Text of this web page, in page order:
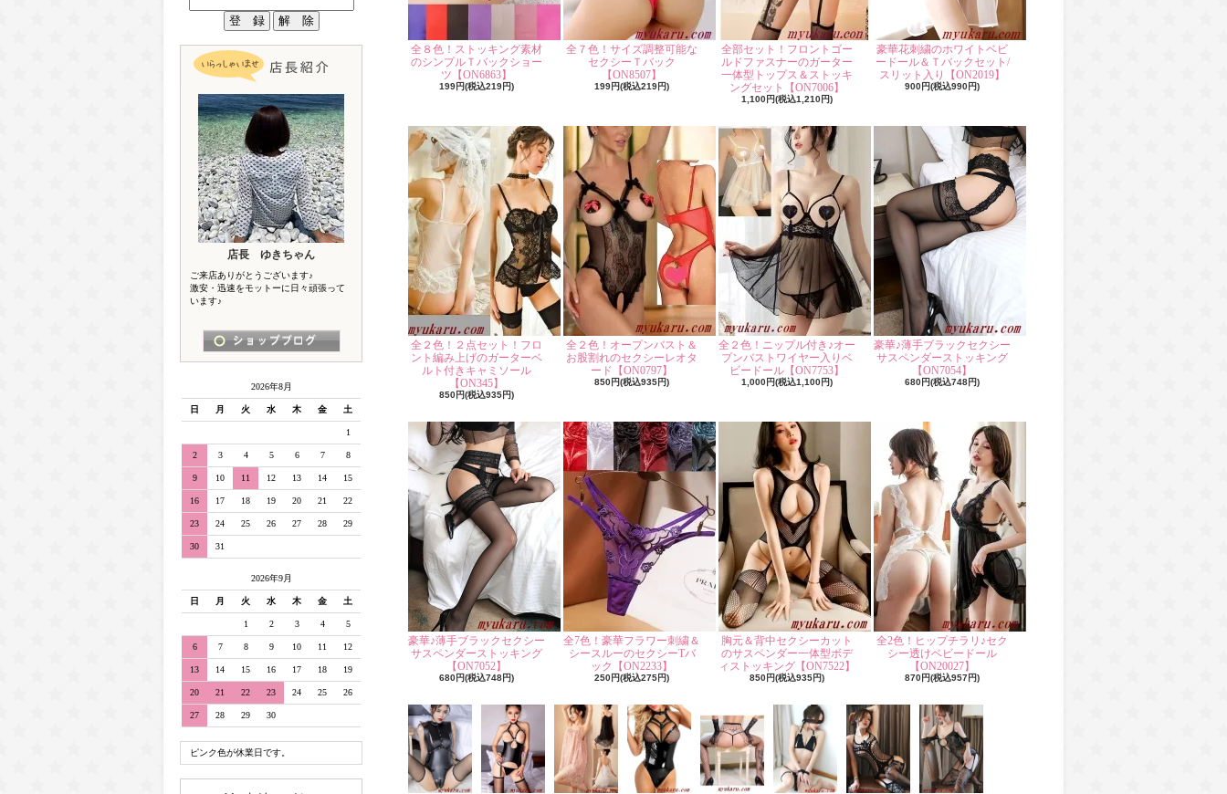
店長 ゆきちゃん
ご来店ありがとうございます♪
激安・迅速をモットーに日々頑張って
います♪
2026年8月
日 月 火 水 木 金 土
1
2 3 4 5 6 7 8
9 10 11 12 13 14 15
16 17 18 19 20 21 22
23 24 25 26 27 28 29
30 31
2026年9月
日 月 火 水 木 金 土
1 2 3 4 5
6 7 8 9 10 11 12
13 14 15 16 17 18 19
20 21 22 23 24 25 26
27 28 29 30
ピンク色が休業日です。
全８色！ストッキング素材
のシンプルＴバックショー
ツ【ON6863】
199円(税込219円)
全７色！サイズ調整可能な
セクシーＴバック
【ON8507】
199円(税込219円)
全部セット！フロントゴー
ルドファスナーのガーター
一体型トップス＆ストッキ
ングセット【ON7006】
1,100円(税込1,210円)
豪華花刺繍のホワイトベビ
ードール＆Ｔバックセット/
スリット入り【ON2019】
900円(税込990円)
全２色！２点セット！フロ
ント編み上げのガーターベ
ルト付きキャミソール
【ON345】
850円(税込935円)
全２色！オープンバスト＆
お股割れのセクシーレオタ
ード【ON0797】
850円(税込935円)
全２色！ニップル付き♪オー
プンバストワイヤー入りベ
ビードール【ON7753】
1,000円(税込1,100円)
豪華♪薄手ブラックセクシー
サスペンダーストッキング
【ON7054】
680円(税込748円)
豪華♪薄手ブラックセクシー
サスペンダーストッキング
【ON7052】
680円(税込748円)
全7色！豪華フラワー刺繍＆
シースルーのセクシーTバ
ック【ON2233】
250円(税込275円)
胸元＆背中セクシーカット
のサスペンダー一体型ボデ
ィストッキング【ON7522】
850円(税込935円)
全2色！ヒップチラリ♪セク
シー透けベビードール
【ON20027】
870円(税込957円)